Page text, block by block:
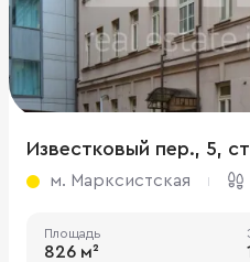
Известковый пер., 5,
м. Марксистская
Площадь
826 м² 1